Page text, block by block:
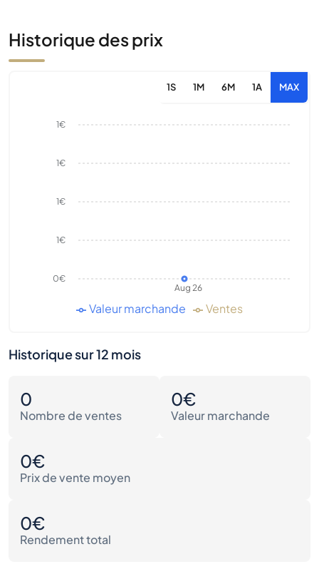
Historique des prix
1S 1M 6M 1A MAX
Aug 26
0€
1€
1€
1€
1€
Valeur marchande Ventes
Historique sur 12 mois
0
Nombre de ventes
0€
Valeur marchande
0€
Prix de vente moyen
0€
Rendement total